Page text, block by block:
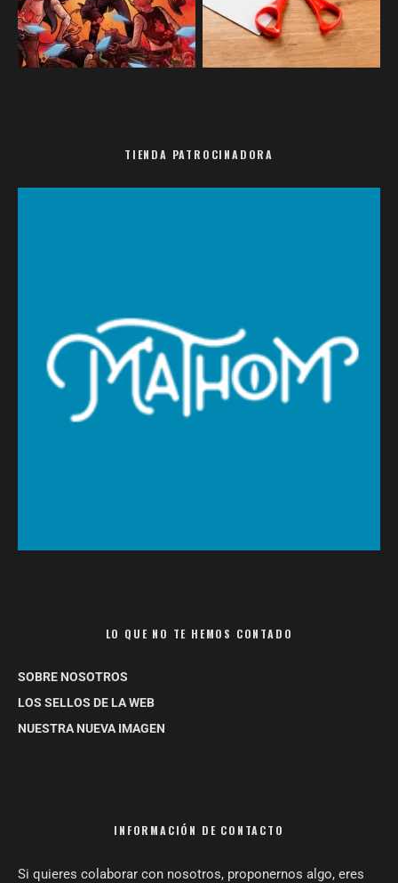
TIENDA PATROCINADORA
LO QUE NO TE HEMOS CONTADO
SOBRE NOSOTROS
LOS SELLOS DE LA WEB
NUESTRA NUEVA IMAGEN
INFORMACIÓN DE CONTACTO
Si quieres colaborar con nosotros, proponernos algo, eres